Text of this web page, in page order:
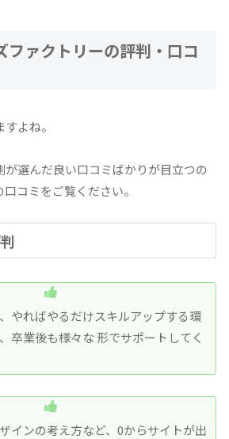
ファクトリーの評判・口コ
よね。
選んだ良い口コミばかりが目立つの
コミをご覧ください。
やればやるだけスキルアップする環
卒業後も様々な 形でサポートしてく
インの考え方など、0からサイトが出